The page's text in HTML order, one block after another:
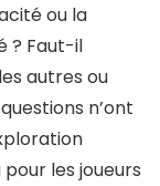
ou la
? Faut-il
autres ou
n’ont
les joueurs